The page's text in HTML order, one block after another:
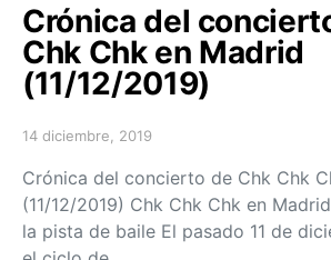
Crónica del
Chk Chk en Madrid
(11/12/2019)
Posted on
14 diciembre, 2019
Crónica del concierto de Chk Chk
(11/12/2019) Chk Chk Chk en
la pista de baile El pasado 11 de